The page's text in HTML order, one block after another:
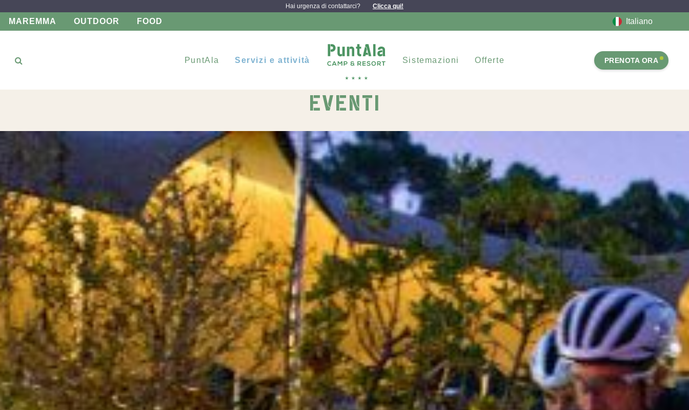
Hai urgenza di contattarci? Clicca qui!
MAREMMA OUTDOOR FOOD Italiano
PuntAla Servizi e attività Sistemazioni Offerte PRENOTA ORA
EVENTI